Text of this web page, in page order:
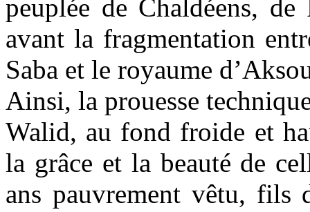
peuplée de Chaldéens, de
avant la fragmentation
Saba et le royaume
Ainsi, la prouesse
Walid, au fond froide et
la grâce et la beauté de
ans pauvrement vêtu, fils